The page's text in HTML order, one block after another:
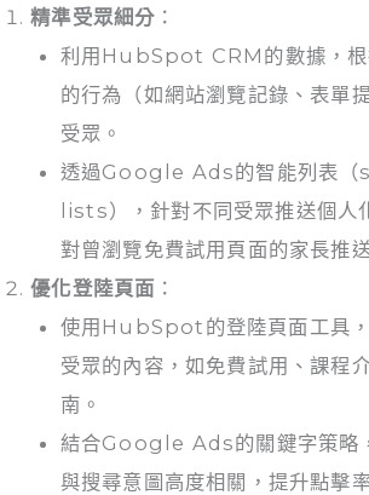
精準受眾細分 ：
利用HubSpot CRM的數據，根
的行為（如網站瀏覽記錄、表單
受眾。
透過Google Ads的智能列表
lists），針對不同受眾推送個人
對曾瀏覽免費試用頁面的家長推
優化登陸頁面 ：
使用HubSpot的登陸頁面工具
受眾的內容，如免費試用、課程
南。
結合Google Ads的關鍵字策略
與搜尋意圖高度相關，提升點擊